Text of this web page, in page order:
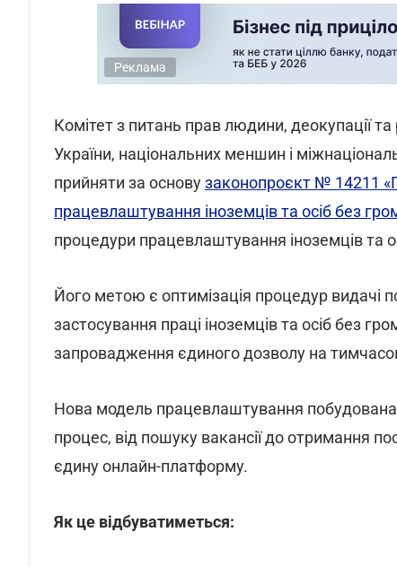
Реклама
Комітет з питань прав людини, деокупації та
України, національних меншин і
прийняти за основузаконопроєкт № 14211
працевлаштування іноземців та осіб без
процедури працевлаштування іноземців та
Його метою є оптимізація процедур видачі
застосування праці іноземців та осіб без
запровадження єдиного дозволу на
Нова модель працевлаштування
процес, від пошуку вакансії до отримання
єдину онлайн-платформу.
Як це відбуватиметься: